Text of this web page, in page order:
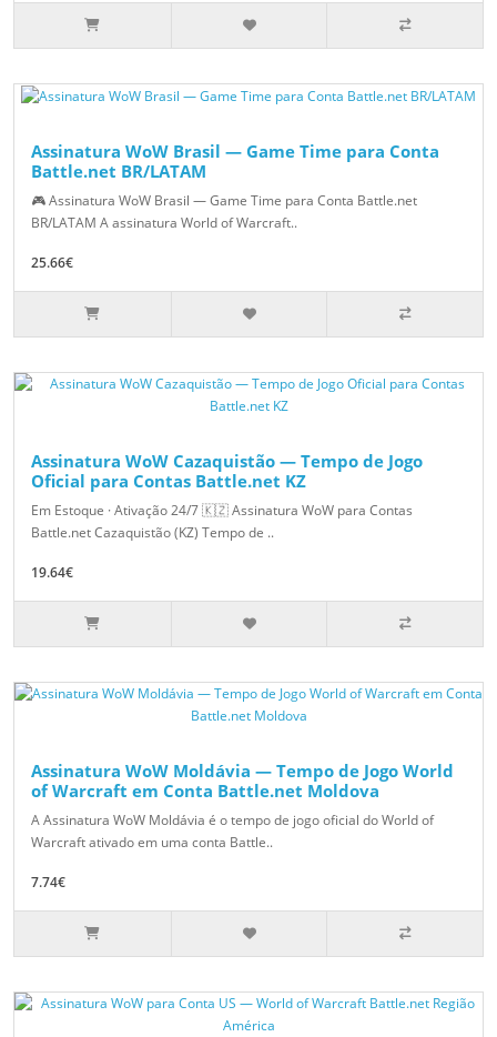
Assinatura WoW Brasil — Game Time para Conta
Battle.net BR/LATAM
🎮 Assinatura WoW Brasil — Game Time para Conta Battle.net
BR/LATAM A assinatura World of Warcraft..
25.66€
Assinatura WoW Cazaquistão — Tempo de Jogo
Oficial para Contas Battle.net KZ
Em Estoque · Ativação 24/7 🇰🇿 Assinatura WoW para Contas
Battle.net Cazaquistão (KZ) Tempo de ..
19.64€
Assinatura WoW Moldávia — Tempo de Jogo World
of Warcraft em Conta Battle.net Moldova
A Assinatura WoW Moldávia é o tempo de jogo oficial do World of
Warcraft ativado em uma conta Battle..
7.74€